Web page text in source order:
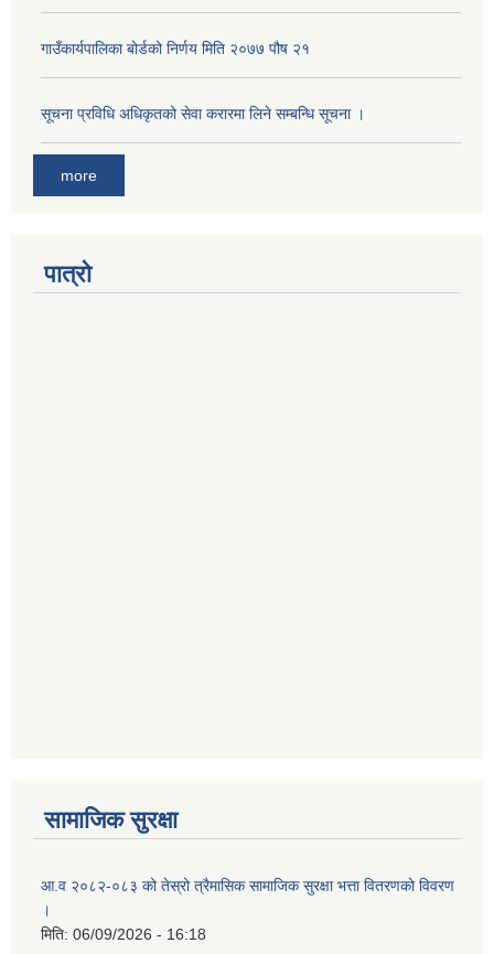
गाउँकार्यपालिका बोर्डको निर्णय मिति २०७७ पौष २१
सूचना प्रविधि अधिकृतको सेवा करारमा लिने सम्बन्धि सूचना ।
more
पात्रो
सामाजिक सुरक्षा
आ.व २०८२-०८३ को तेस्रो त्रैमासिक सामाजिक सुरक्षा भत्ता वितरणको विवरण
।
मिति: 06/09/2026 - 16:18